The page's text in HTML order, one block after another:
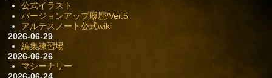
公式イラスト
バージョンアップ履歴/Ver.5
アルテスノート公式wiki
2026-06-29
編集練習場
2026-06-26
マシーナリー
2026-06-24